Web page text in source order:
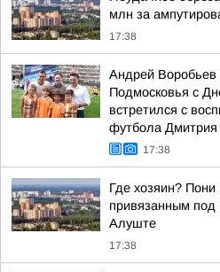
млн за
17:38
Андрей Воробьев
Подмосковья с
встретился с
футбола
17:38
Где хозяин?
привязанным
Алуште
17:38